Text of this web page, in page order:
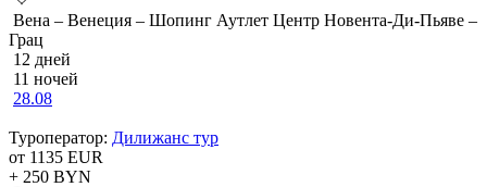
Вена – Венеция – Шопинг Аутлет Центр Новента-Ди-Пьяве –
Грац
12 дней
11 ночей
28.08
Туроператор: Дилижанс тур
от 1135 EUR
+ 250 BYN